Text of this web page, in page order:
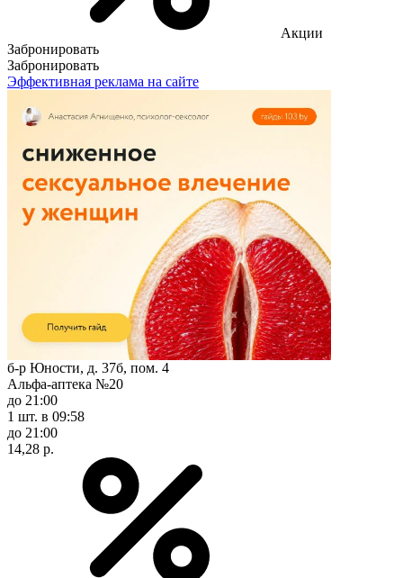
Акции
Забронировать
Забронировать
Эффективная реклама на сайте
б-р Юности, д. 37б, пом. 4
Альфа-аптека №20
до 21:00
1 шт. в 09:58
до 21:00
14,28 р.